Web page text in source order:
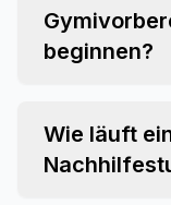
beginnen?
Wie läuft